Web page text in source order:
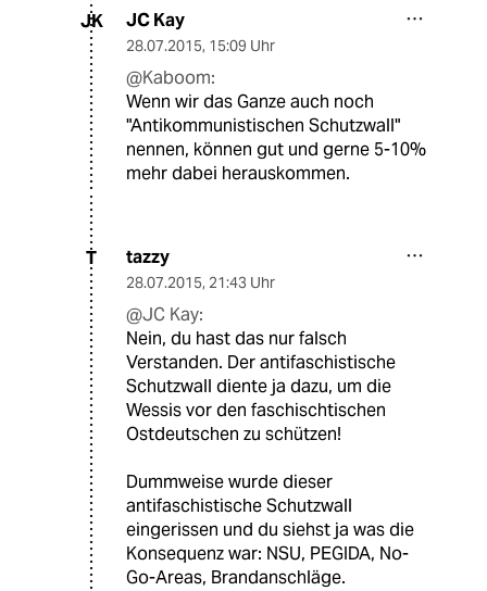
JK JC Kay
28.07.2015, 15:09 Uhr
@Kaboom:
Wenn wir das Ganze auch noch
"Antikommunistischen Schutzwall"
nennen, können gut und gerne 5-10%
mehr dabei herauskommen.
T tazzy
28.07.2015, 21:43 Uhr
@JC Kay:
Nein, du hast das nur falsch
Verstanden. Der antifaschistische
Schutzwall diente ja dazu, um die
Wessis vor den faschischtischen
Ostdeutschen zu schützen!
Dummweise wurde dieser
antifaschistische Schutzwall
eingerissen und du siehst ja was die
Konsequenz war: NSU, PEGIDA, No-
Go-Areas, Brandanschläge.